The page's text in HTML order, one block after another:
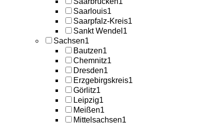
Saarlouis1
Saarpfalz-Kreis1
Sankt Wendel 1
Sachsen1
Bautzen1
Chemnitz1
Dresden1
Erzgebirgskreis1
Görlitz1
Leipzig1
Meißen1
Mittelsachsen1